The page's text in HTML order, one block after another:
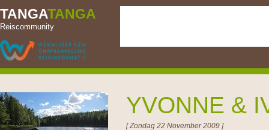
TANGATANGA
Reiscommunity
YVONNE &
[ Zondag 22 November 2009 ]